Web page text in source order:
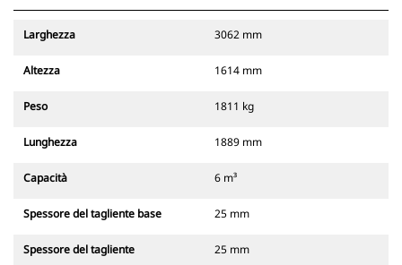
Larghezza 3062 mm
Altezza 1614 mm
Peso 1811 kg
Lunghezza 1889 mm
Capacità 6 m³
Spessore del tagliente base 25 mm
Spessore del tagliente 25 mm